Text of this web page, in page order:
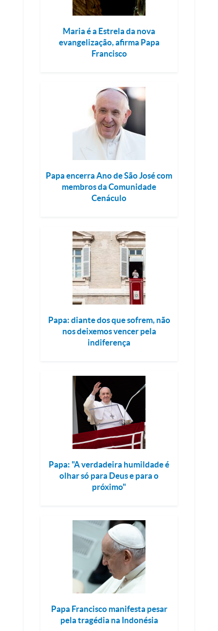
Maria é a Estrela da nova
evangelização, afirma Papa
Francisco
Papa encerra Ano de São José com
membros da Comunidade
Cenáculo
Papa: diante dos que sofrem, não
nos deixemos vencer pela
indiferença
Papa: "A verdadeira humildade é
olhar só para Deus e para o
próximo"
Papa Francisco manifesta pesar
pela tragédia na Indonésia